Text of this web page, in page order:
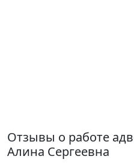
Отзывы о работе
Алина Сергеевна